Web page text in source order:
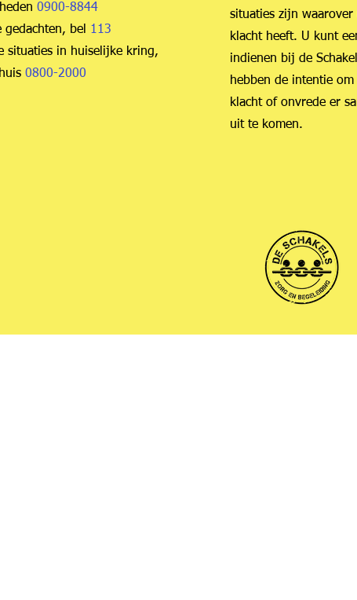
0900-8844
gedachten, bel 113
situaties in huiselijke kring,
0800-2000
situaties zijn waarover
klacht heeft. U kunt
indienen bij de
hebben de intentie
klacht of onvrede er
uit te komen.